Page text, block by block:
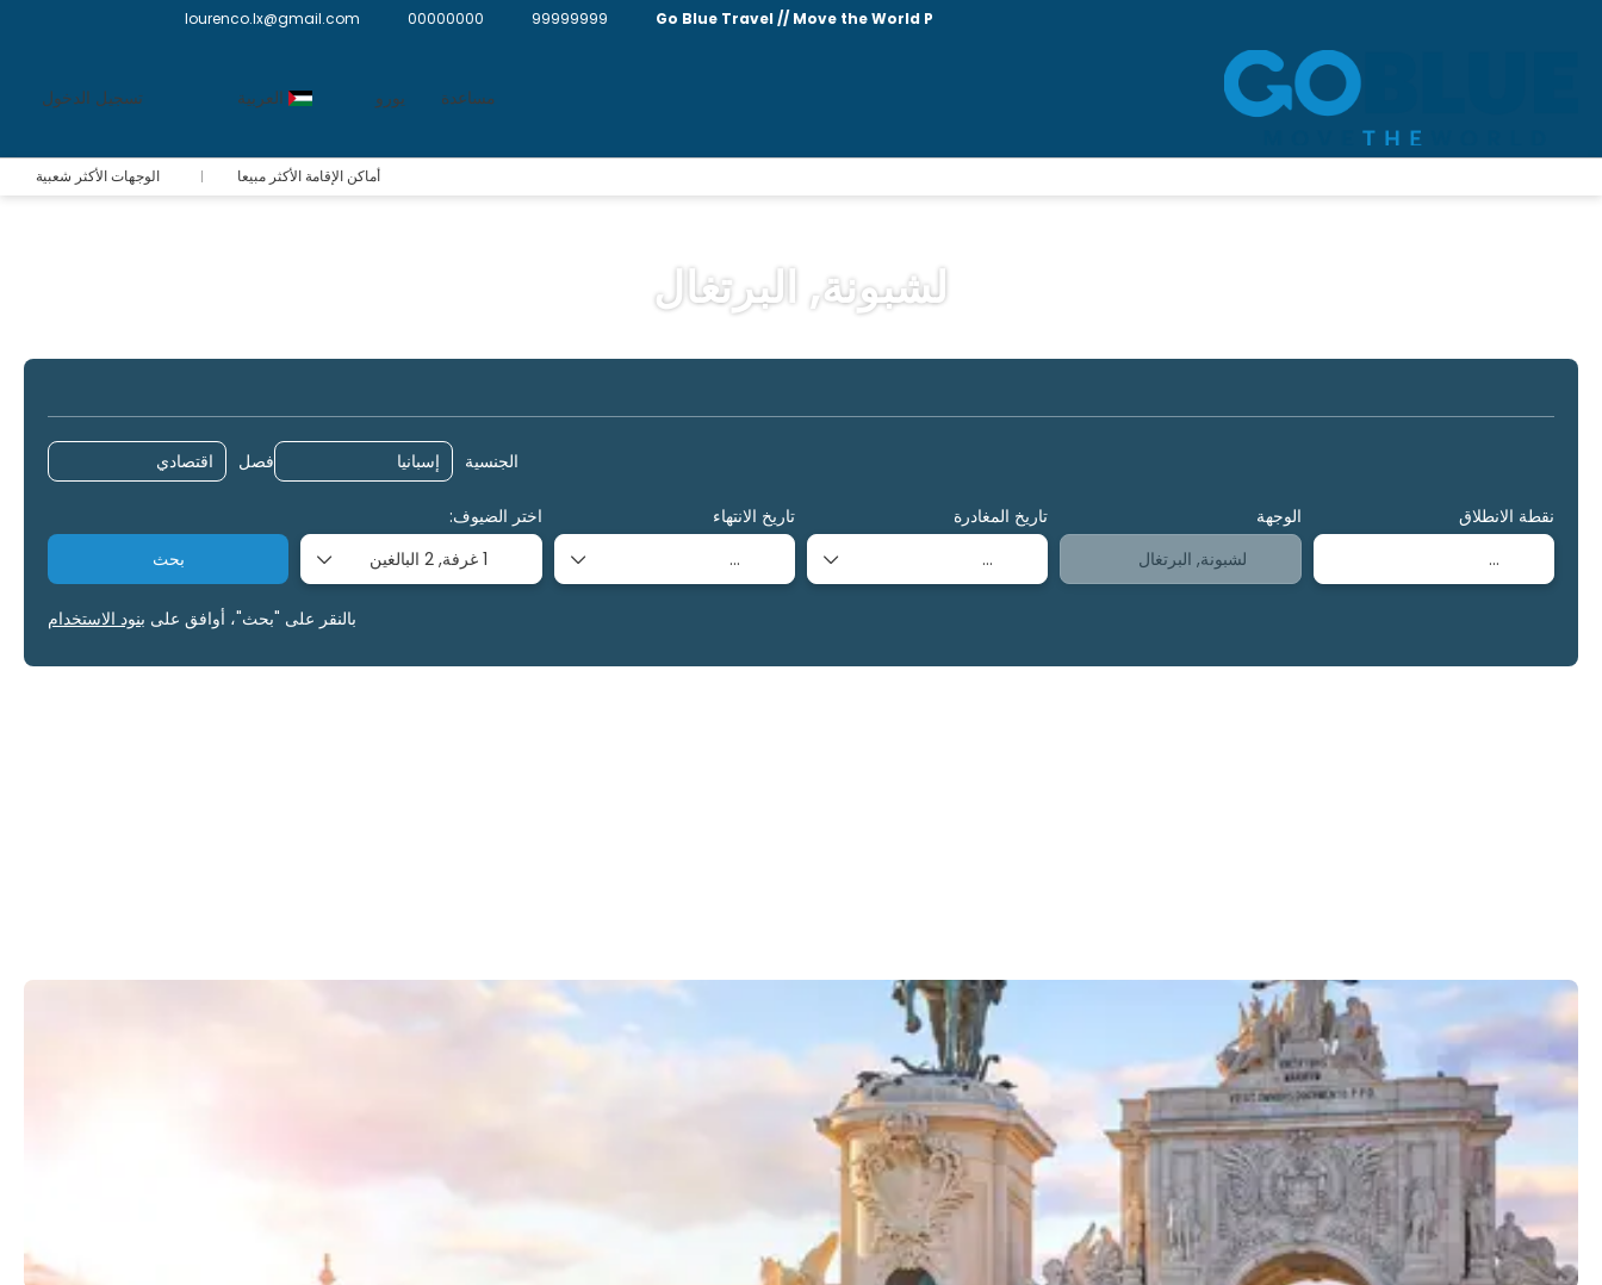
Go Blue Travel // Move the World P
99999999
00000000
lourenco.lx@gmail.com
مساعدة يورو العربية تسجيل الدخول
أماكن الإقامة الأكثر مبيعا الوجهات الأكثر شعبية
لشبونة, البرتغال
الجنسية فصل
نقطة الانطلاق الوجهة تاريخ المغادرة تاريخ الانتهاء
اختر الضيوف:
1 غرفة,
2 البالغين بحث
بالنقر على "بحث"، أوافق على بنود الاستخدام